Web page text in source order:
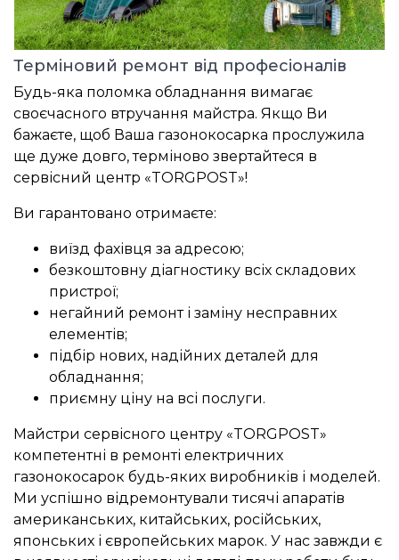
Терміновий ремонт від професіоналів
Будь-яка поломка обладнання вимагає
своєчасного втручання майстра. Якщо Ви
бажаєте, щоб Ваша газонокосарка прослужила
ще дуже довго, терміново звертайтеся в
сервісний центр «TORGPOST»!
Ви гарантовано отримаєте:
виїзд фахівця за адресою;
безкоштовну діагностику всіх складових
пристрої;
негайний ремонт і заміну несправних
елементів;
підбір нових, надійних деталей для
обладнання;
приємну ціну на всі послуги.
Майстри сервісного центру «TORGPOST»
компетентні в ремонті електричних
газонокосарок будь-яких виробників і моделей.
Ми успішно відремонтували тисячі апаратів
американських, китайських, російських,
японських і європейських марок. У нас завжди є